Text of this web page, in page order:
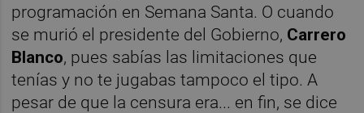
programación en Semana Santa. O cuando
se murió el presidente del Gobierno, Carrero
Blanco, pues sabías las limitaciones que
tenías y no te jugabas tampoco el tipo. A
pesar de que la censura era... en fin, se dice